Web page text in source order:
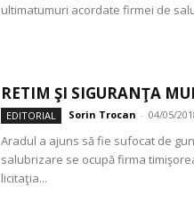
ultimatumuri acordate firmei de
RETIM ŞI SIGURANŢA
EDITORIAL Sorin Trocan - 04/05/
Aradul a ajuns să fie sufocat de
salubrizare se ocupă firma
licitaţia...